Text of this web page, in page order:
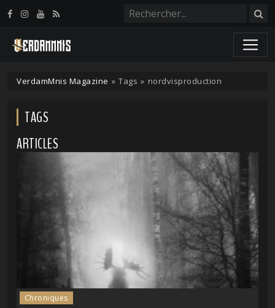
VerdamMnis Magazine » Tags » nordvisproduction
TAGS
ARTICLES
Chroniques
Panneau de gestion des cookies